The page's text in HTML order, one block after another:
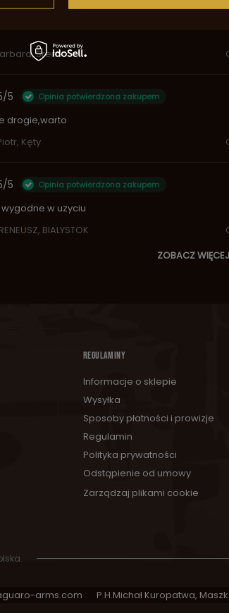
5 Opinia potwierdzona zakupem
Śrem
5 Opinia potwierdzona zakupem
drogie,warto
Kęty
5 Opinia potwierdzona zakupem
w uzyciu
BIALYSTOK
ZOBACZ WIĘCEJ
REGULAMINY
Informacje o sklepie
Wysyłka
Sposoby płatności i prowizje
Regulamin
Polityka prywatności
Odstąpienie od umowy
Zarządzaj plikami cookie
.
arms.com P.H.Michał Kuropatwa,